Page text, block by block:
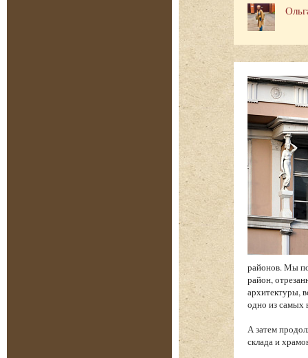
районов. Мы
район,
архитектуры,
одно из самых
А затем
склада и